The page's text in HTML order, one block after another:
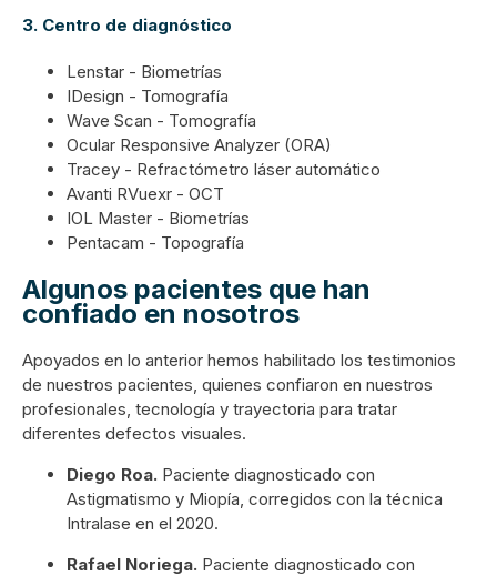
3. Centro de diagnóstico
Lenstar - Biometrías
IDesign - Tomografía
Wave Scan - Tomografía
Ocular Responsive Analyzer (ORA)
Tracey - Refractómetro láser automático
Avanti RVuexr - OCT
IOL Master - Biometrías
Pentacam - Topografía
Algunos pacientes que han
confiado en nosotros
Apoyados en lo anterior hemos habilitado los testimonios
de nuestros pacientes, quienes confiaron en nuestros
profesionales, tecnología y trayectoria para tratar
diferentes defectos visuales.
Diego Roa. Paciente diagnosticado con
Astigmatismo y Miopía, corregidos con la técnica
Intralase en el 2020.
Rafael Noriega. Paciente diagnosticado con